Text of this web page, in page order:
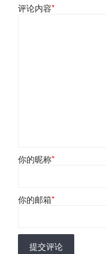
评论内容*
你的昵称*
你的邮箱*
提交评论